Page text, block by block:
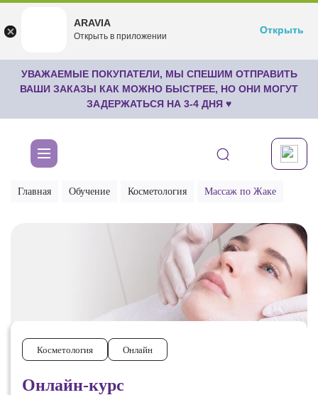
undefined
Бесплатноru.aravia.new
Открыть
УВАЖАЕМЫЕ ПОКУПАТЕЛИ, МЫ СПЕШИМ ОТПРАВИТЬ
ВАШИ ЗАКАЗЫ КАК МОЖНО БЫСТРЕЕ, НО ОНИ МОГУТ
ЗАДЕРЖАТЬСЯ НА 3-4 ДНЯ ♥
Главная Обучение Косметология Массаж по Жаке
Косметология Онлайн
Онлайн-курс
ARAVIA
Открыть в приложении
Открыть